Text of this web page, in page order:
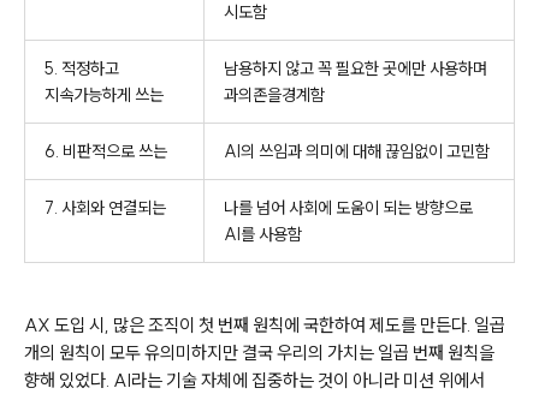
시도함
5. 적정하고
지속가능하게 쓰는
남용하지 않고 꼭 필요한 곳에만 사용하며
과의존을경계함
6. 비판적으로 쓰는 AI의 쓰임과 의미에 대해 끊임없이 고민함
7. 사회와 연결되는
나를 넘어 사회에 도움이 되는 방향으로
AI를 사용함
AX 도입 시, 많은 조직이 첫 번째 원칙에 국한하여 제도를 만든다. 일곱
개의 원칙이 모두 유의미하지만 결국 우리의 가치는 일곱 번째 원칙을
향해 있었다. AI라는 기술 자체에 집중하는 것이 아니라 미션 위에서